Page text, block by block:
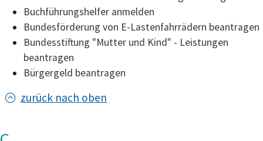
Buchführungshelfer anmelden
Bundesförderung von E-Lastenfahrrädern beantragen
Bundesstiftung "Mutter und Kind" - Leistungen
beantragen
Bürgergeld beantragen
zurück nach oben